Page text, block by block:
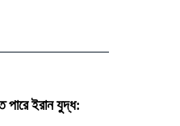
পারে ইরান যুদ্ধ: